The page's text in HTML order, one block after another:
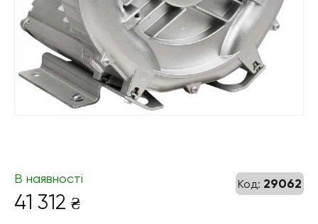
Код: 29062
В наявності
41 312 ₴